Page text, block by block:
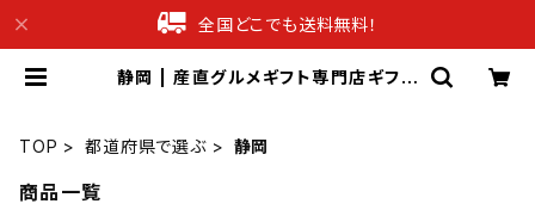
全国どこでも送料無料！
静岡 | 産直グルメギフト専門店ギフチ
TOP 都道府県で選ぶ 静岡
商品一覧